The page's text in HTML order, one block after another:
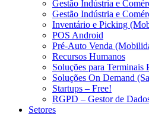
Gestão Indústria e
Gestão Indústria e
Inventário e Picking
POS Android
Pré-Auto Venda
Recursos Humanos
Soluções para Terminais
Soluções On Demand
Startups – Free!
RGPD – Gestor de
Setores